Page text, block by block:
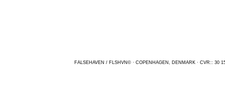
FALSEHAVEN / FLSHVN© · COPENHAGEN, DENMARK · CVR:: 30